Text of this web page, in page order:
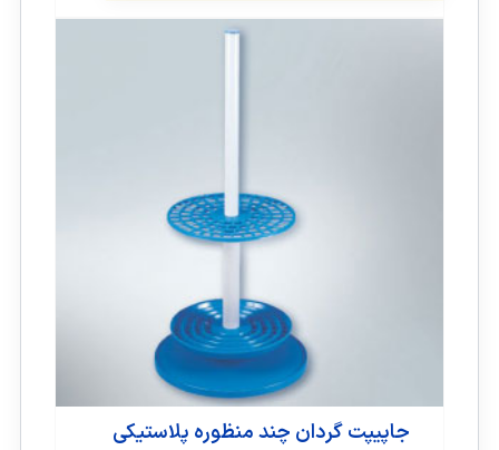
جاپیپت گردان چند منظوره پلاستیکی